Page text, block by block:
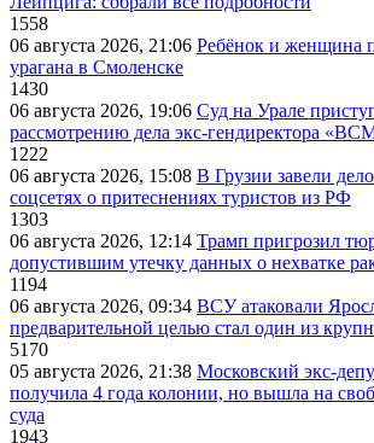
1558
06 августа 2026, 21:06 Ребёнок и женщина
урагана в Смоленске
1430
06 августа 2026, 19:06 Суд на Урале
рассмотрению дела экс-гендиректора
1222
06 августа 2026, 15:08 В Грузии завели
соцсетях о притеснениях туристов из РФ
1303
06 августа 2026, 12:14 Трамп пригрозил
допустившим утечку данных о нехватке
1194
06 августа 2026, 09:34 ВСУ атаковали
предварительной целью стал один из
5170
05 августа 2026, 21:38 Московский экс-
получила 4 года колонии, но вышла на
суда
1943